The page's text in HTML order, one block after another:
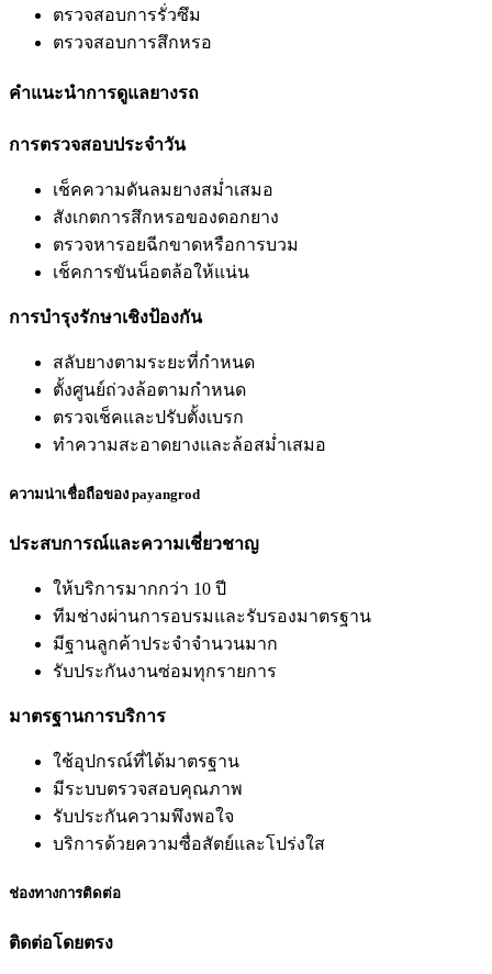
ตรวจสอบการรั่วซึม
ตรวจสอบการสึกหรอ
คำแนะนำการดูแลยางรถ
การตรวจสอบประจำวัน
เช็คความดันลมยางสม่ำเสมอ
สังเกตการสึกหรอของดอกยาง
ตรวจหารอยฉีกขาดหรือการบวม
เช็คการขันน็อตล้อให้แน่น
การบำรุงรักษาเชิงป้องกัน
สลับยางตามระยะที่กำหนด
ตั้งศูนย์ถ่วงล้อตามกำหนด
ตรวจเช็คและปรับตั้งเบรก
ทำความสะอาดยางและล้อสม่ำเสมอ
ความน่าเชื่อถือของ payangrod
ประสบการณ์และความเชี่ยวชาญ
ให้บริการมากกว่า 10 ปี
ทีมช่างผ่านการอบรมและรับรองมาตรฐาน
มีฐานลูกค้าประจำจำนวนมาก
รับประกันงานซ่อมทุกรายการ
มาตรฐานการบริการ
ใช้อุปกรณ์ที่ได้มาตรฐาน
มีระบบตรวจสอบคุณภาพ
รับประกันความพึงพอใจ
บริการด้วยความซื่อสัตย์และโปร่งใส
ช่องทางการติดต่อ
ติดต่อโดยตรง